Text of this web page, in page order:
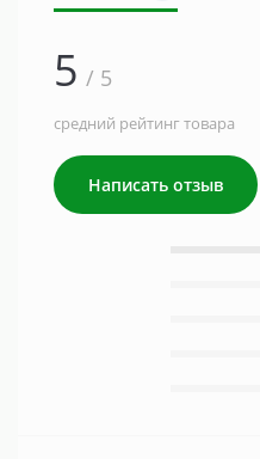
5 / 5
средний рейтинг товара
Написать отзыв